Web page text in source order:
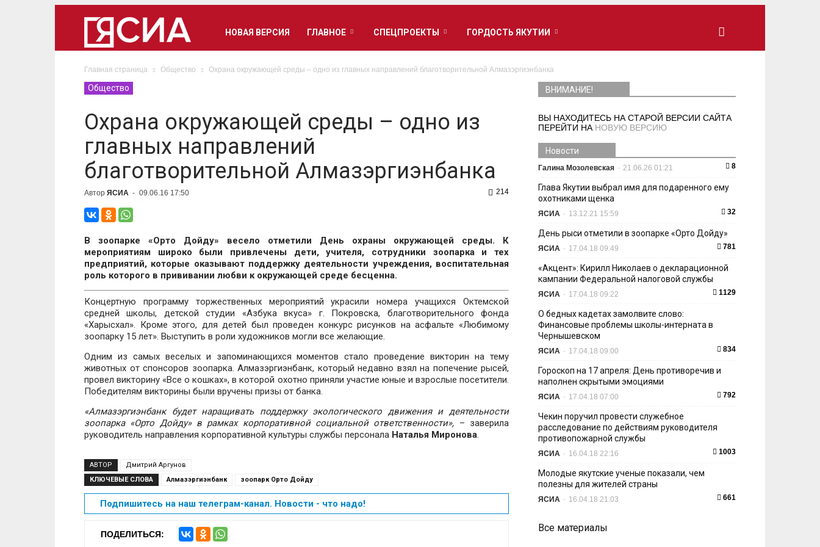
НОВАЯ ВЕРСИЯ ГЛАВНОЕ СПЕЦПРОЕКТЫ ГОРДОСТЬ ЯКУТИИ
Главная страница Общество Охрана окружающей среды – одно из главных направлений благотворительной Алмазэргиэнбанка
Общество
Охрана окружающей среды – одно из
главных направлений
благотворительной Алмазэргиэнбанка
Автор ЯСИА - 09.06.16 17:50 214
В зоопарке «Орто Дойду» весело отметили День охраны окружающей среды. К
мероприятиям широко были привлечены дети, учителя, сотрудники зоопарка и тех
предприятий, которые оказывают поддержку деятельности учреждения, воспитательная
роль которого в прививании любви к окружающей среде бесценна.
Концертную программу торжественных мероприятий украсили номера учащихся Октемской
средней школы, детской студии «Азбука вкуса» г. Покровска, благотворительного фонда
«Харысхал». Кроме этого, для детей был проведен конкурс рисунков на асфальте «Любимому
зоопарку 15 лет». Выступить в роли художников могли все желающие.
Одним из самых веселых и запоминающихся моментов стало проведение викторин на тему
животных от спонсоров зоопарка. Алмазэргиэнбанк, который недавно взял на попечение рысей,
провел викторину «Все о кошках», в которой охотно приняли участие юные и взрослые посетители.
Победителям викторины были вручены призы от банка.
«Алмазэргиэнбанк будет наращивать поддержку экологического движения и деятельности
зоопарка «Орто Дойду» в рамках корпоративной социальной ответственности», – заверила
руководитель направления корпоративной культуры службы персонала Наталья Миронова
АВТОР
Дмитрий Аргунов
КЛЮЧЕВЫЕ СЛОВА
Алмазэргиэнбанк зоопарк Орто Дойду
Подпишитесь на наш телеграм-канал. Новости - что надо!
ПОДЕЛИТЬСЯ:
ВНИМАНИЕ!
ВЫ НАХОДИТЕСЬ НА СТАРОЙ ВЕРСИИ САЙТА
ПЕРЕЙТИ НА НОВУЮ ВЕРСИЮ
Новости
Галина Мозолевская - 21.06.26 01:21 8
Глава Якутии выбрал имя для подаренного ему
охотниками щенка
ЯСИА - 13.12.21 15:59 32
День рыси отметили в зоопарке «Орто Дойду»
ЯСИА - 17.04.18 09:49 781
«Акцент»: Кирилл Николаев о декларационной
кампании Федеральной налоговой службы
ЯСИА - 17.04.18 09:22 1129
О бедных кадетах замолвите слово:
Финансовые проблемы школы-интерната в
Чернышевском
ЯСИА - 17.04.18 09:00 834
Гороскоп на 17 апреля: День противоречив и
наполнен скрытыми эмоциями
ЯСИА - 17.04.18 07:00 792
Чекин поручил провести служебное
расследование по действиям руководителя
противопожарной службы
ЯСИА - 16.04.18 22:16 1003
Молодые якутские ученые показали, чем
полезны для жителей страны
ЯСИА - 16.04.18 21:03 661
Все материалы